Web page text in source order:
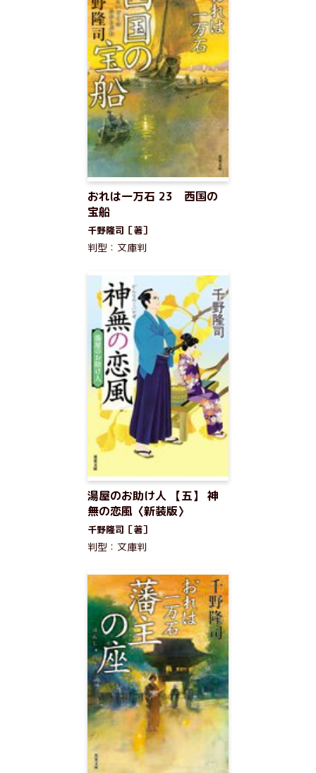
おれは一万石 23 西国の
宝船
千野隆司［著］
判型：文庫判
湯屋のお助け人 【五】 神
無の恋風〈新装版〉
千野隆司［著］
判型：文庫判